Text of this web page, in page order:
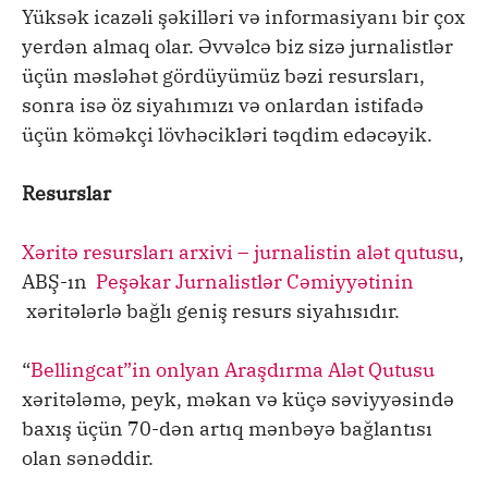
Yüksək icazəli şəkilləri və informasiyanı bir çox
yerdən almaq olar. Əvvəlcə biz sizə jurnalistlər
üçün məsləhət gördüyümüz bəzi resursları,
sonra isə öz siyahımızı və onlardan istifadə
üçün köməkçi lövhəcikləri təqdim edəcəyik.
Resurslar
Xəritə resursları arxivi – jurnalistin alət qutusu,
ABŞ-ın Peşəkar Jurnalistlər Cəmiyyətinin
xəritələrlə bağlı geniş resurs siyahısıdır.
“Bellingcat”in onlyan Araşdırma Alət Qutusu
xəritələmə, peyk, məkan və küçə səviyyəsində
baxış üçün 70-dən artıq mənbəyə bağlantısı
olan sənəddir.